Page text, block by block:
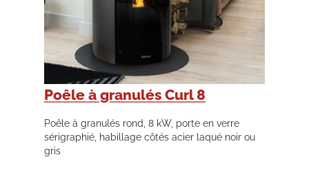
Poêle à granulés Curl 8
Poêle à granulés rond, 8 kW, porte en verre
sérigraphié, habillage côtés acier laqué noir ou
gris